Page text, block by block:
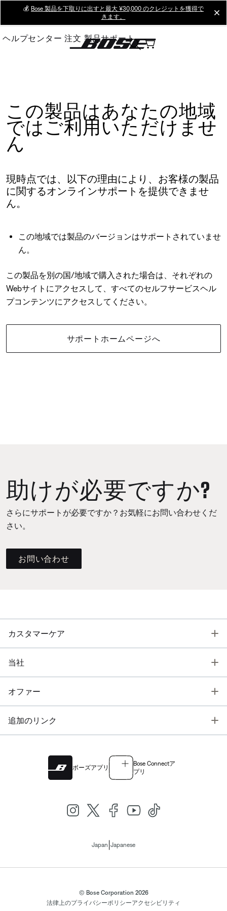
Main
💰 Bose 製品を下取りに出すと最大 ¥30,000 のクレジットを獲得で
きます。
ヘルプセンター 注文 製品サポート
この製品はあなたの地域
ではご利用いただけませ
ん
現時点では、以下の理由により、お客様の製品
に関するオンラインサポートを提供できませ
ん。
この地域では製品のバージョンはサポートされていませ
ん。
この製品を別の国/地域で購入された場合は、それぞれの
Webサイトにアクセスして、すべてのセルフサービスヘル
プコンテンツにアクセスしてください。
サポートホームページへ
助けが必要ですか?
さらにサポートが必要ですか？お気軽にお問い合わせくだ
さい。
お問い合わせ
カスタマーケア
当社
オファー
追加のリンク
ボーズアプリ
Bose Connectア
プリ
Japan Japanese
© Bose Corporation 2026
法律上のプライバシーポリシーアクセシビリティ